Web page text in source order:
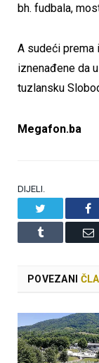
bh. fudbala,
A sudeći prema
iznenađene da
tuzlansku
Megafon.ba
DIJELI.
Tumblr
POVEZANI